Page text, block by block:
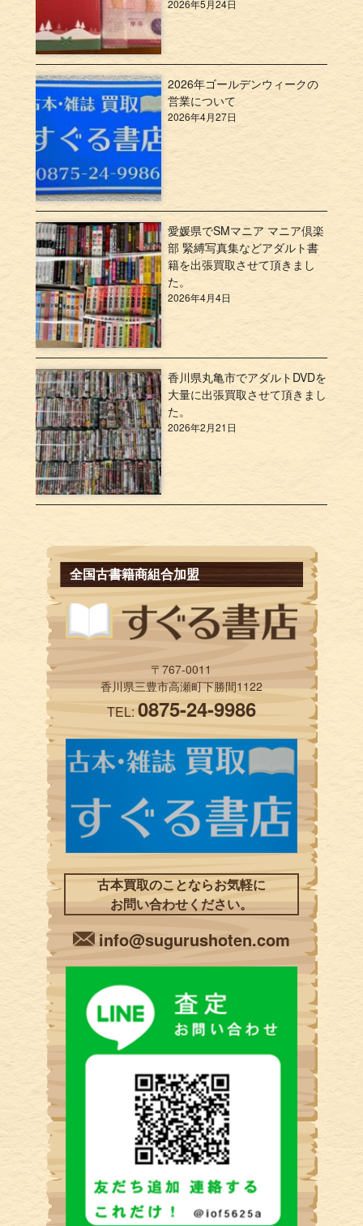
2026年5月24日
2026年ゴールデンウィークの
営業について
2026年4月27日
愛媛県でSMマニア マニア倶楽
部 緊縛写真集などアダルト書
籍を出張買取させて頂きまし
た。
2026年4月4日
香川県丸亀市でアダルトDVDを
大量に出張買取させて頂きまし
た。
2026年2月21日
全国古書籍商組合加盟
〒767-0011
香川県三豊市高瀬町下勝間1122
TEL:0875-24-9986
古本買取のことならお気軽に
お問い合わせください。
info@sugurushoten.com